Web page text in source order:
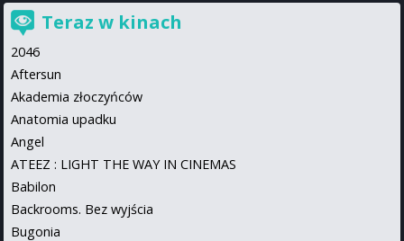
Teraz w kinach
2046
Aftersun
Akademia złoczyńców
Anatomia upadku
Angel
ATEEZ : LIGHT THE WAY IN CINEMAS
Babilon
Backrooms. Bez wyjścia
Bugonia